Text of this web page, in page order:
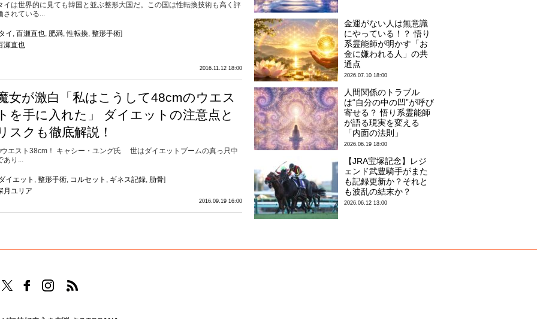
イは世界的に見ても韓国と並ぶ整形大国だ。この国は性転換技術も高く評
されている...
イ , 百瀬直也, 肥満,性転換, 整形手術]
2016.11.12 18:00
瀬直也
女が激白「私はこうして48cmのウエス
を手に入れた」 ダイエットの注意点と
スクも徹底解説！
エスト38cm！ キャシー・ユング氏 世はダイエットブームの真っ只中
あり...
イエット , 整形手術, コルセット , ギネス記録, 肋骨]
2016.09.19 16:00
月ユリア
金運がない人は無意識
にやっている！？ 悟り
系霊能師が明かす「お
金に嫌われる人」の共
通点
2026.07.10 18:00
人間関係のトラブル
は“自分の中の凹”が呼び
寄せる？ 悟り系霊能師
が語る現実を変える
「内面の法則」
2026.06.19 18:00
【JRA宝塚記念】レジ
ェンド武豊騎手がまた
も記録更新か？それと
も波乱の結末か？
2026.06.12 13:00
TOCANAのFacebookはこちら
TOCANAのinstagramはこちら